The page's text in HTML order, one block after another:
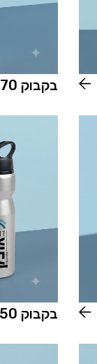
בקבוק B-18870
בקבוק B-12850